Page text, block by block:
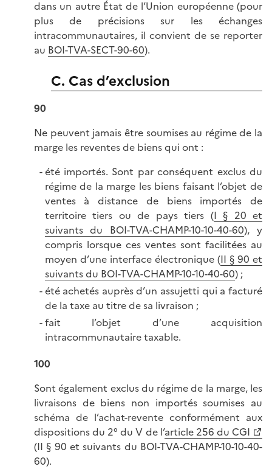
dans un autre État de l’Union européenne (pour
plus de précisions sur les échanges
intracommunautaires, il convient de se reporter
au BOI-TVA-SECT-90-60).
C. Cas d’exclusion
90
Ne peuvent jamais être soumises au régime de la
marge les reventes de biens qui ont :
été importés. Sont par conséquent exclus du
régime de la marge les biens faisant l’objet de
ventes à distance de biens importés de
territoire tiers ou de pays tiers (I § 20 et
suivants du BOI-TVA-CHAMP-10-10-40-60), y
compris lorsque ces ventes sont facilitées au
moyen d’une interface électronique (II § 90 et
suivants du BOI-TVA-CHAMP-10-10-40-60) ;
été achetés auprès d’un assujetti qui a facturé
de la taxe au titre de sa livraison ;
fait l’objet d’une acquisition
intracommunautaire taxable.
100
Sont également exclus du régime de la marge, les
livraisons de biens non importés soumises au
schéma de l’achat-revente conformément aux
dispositions du 2° du V de l’article 256 du CGI
(II § 90 et suivants du BOI-TVA-CHAMP-10-10-40-
60).